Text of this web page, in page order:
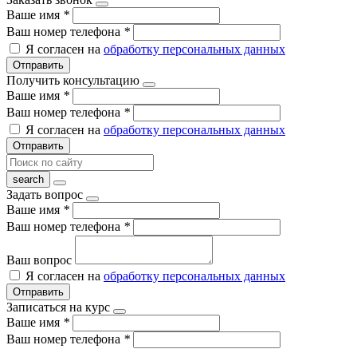
Ваше имя *
Ваш номер телефона *
Я согласен на обработку персональных данных
Отправить
Получить консультацию
Ваше имя *
Ваш номер телефона *
Я согласен на обработку персональных данных
Отправить
Задать вопрос
Ваше имя *
Ваш номер телефона *
Ваш вопрос
Я согласен на обработку персональных данных
Отправить
Записаться на курс
Ваше имя *
Ваш номер телефона *